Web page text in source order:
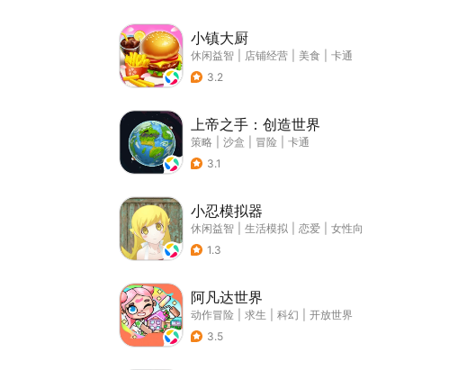
小镇大厨
休闲益智 店铺经营 美食
卡通
3.2
上帝之手：创造世界
策略 沙盒 冒险
卡通
3.1
小忍模拟器
休闲益智 生活模拟 恋爱
女性向
1.3
阿凡达世界
动作冒险 求生 科幻
开放世界
3.5